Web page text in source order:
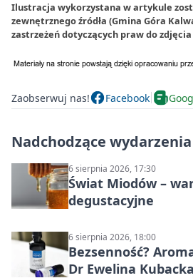
Ilustracja wykorzystana w artykule
zewnętrznego źródła (Gmina Góra
zastrzeżeń dotyczących praw do
Zaobserwuj nas! Facebook
Nadchodzące wydarzenia
6 sierpnia 2026, 17:30
Świat Miodów –
degustacyjne
6 sierpnia 2026, 18:00
Bezsenność?
Dr Ewelina